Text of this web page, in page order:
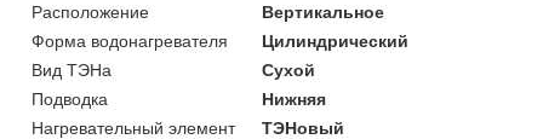
Расположение
Вертикальное
Форма водонагревателя
Цилиндрический
Вид ТЭНа
Сухой
Подводка
Нижняя
Нагревательный элемент
ТЭНовый